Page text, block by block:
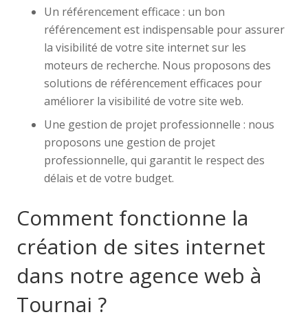
Un référencement efficace : un bon
référencement est indispensable pour assurer
la visibilité de votre site internet sur les
moteurs de recherche. Nous proposons des
solutions de référencement efficaces pour
améliorer la visibilité de votre site web.
Une gestion de projet professionnelle : nous
proposons une gestion de projet
professionnelle, qui garantit le respect des
délais et de votre budget.
Comment fonctionne la
création de sites internet
dans notre agence web à
Tournai ?